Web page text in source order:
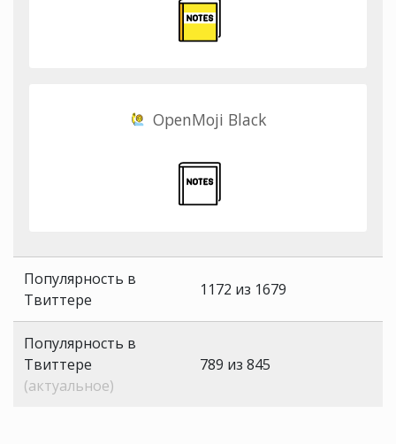
OpenMoji Black
Популярность в
Твиттере
1172 из 1679
Популярность в
Твиттере
(актуальное)
789 из 845